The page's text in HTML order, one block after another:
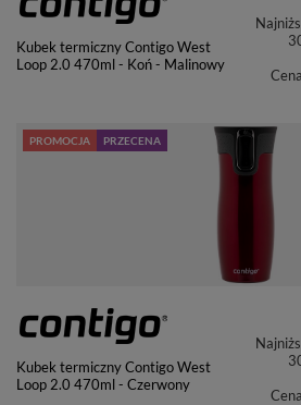
Kubek termiczny Contigo West
Loop 2.0 470ml - Koń - Malinowy
PROMOCJA PRZECENA
Kubek termiczny Contigo West
Loop 2.0 470ml - Czerwony